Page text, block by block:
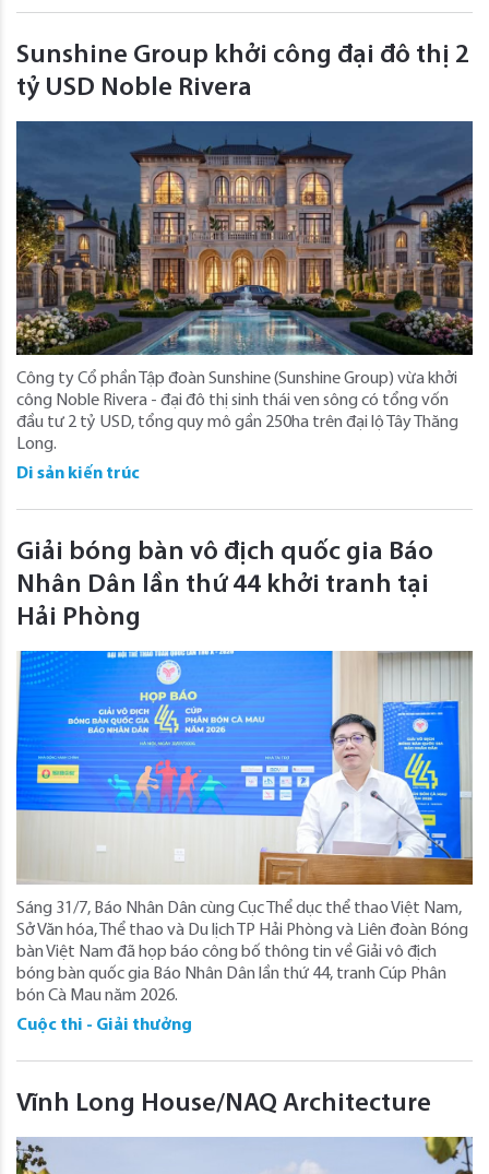
Sunshine Group khởi công đại đô thị 2
tỷ USD Noble Rivera
Công ty Cổ phần Tập đoàn Sunshine (Sunshine Group) vừa khởi
công Noble Rivera - đại đô thị sinh thái ven sông có tổng vốn
đầu tư 2 tỷ USD, tổng quy mô gần 250ha trên đại lộ Tây Thăng
Long.
Di sản kiến trúc
Giải bóng bàn vô địch quốc gia Báo
Nhân Dân lần thứ 44 khởi tranh tại
Hải Phòng
Sáng 31/7, Báo Nhân Dân cùng Cục Thể dục thể thao Việt Nam,
Sở Văn hóa, Thể thao và Du lịch TP Hải Phòng và Liên đoàn Bóng
bàn Việt Nam đã họp báo công bố thông tin về Giải vô địch
bóng bàn quốc gia Báo Nhân Dân lần thứ 44, tranh Cúp Phân
bón Cà Mau năm 2026.
Cuộc thi - Giải thưởng
Vĩnh Long House/NAQ Architecture